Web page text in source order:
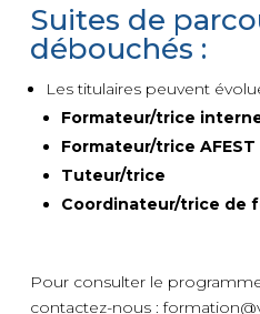
Suites de
débouchés :
Les titulaires peuvent
Formateur/trice
Formateur/trice AFEST
Tuteur/trice
Coordinateur/trice de
Pour consulter le
contactez-nous :